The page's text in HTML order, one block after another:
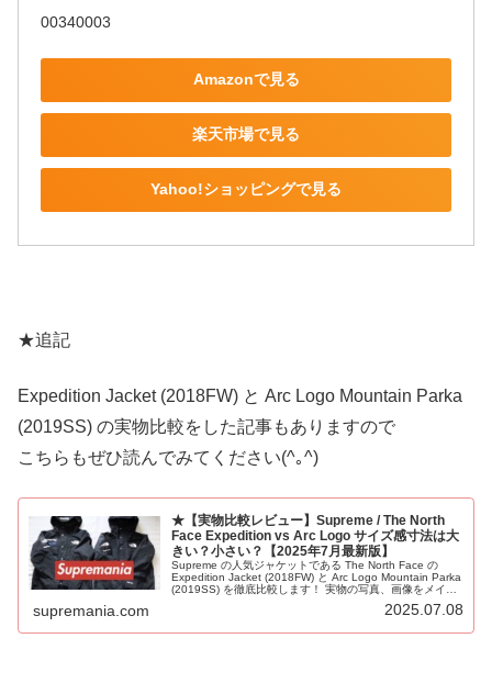
00340003
Amazonで見る
楽天市場で見る
Yahoo!ショッピングで見る
★追記
Expedition Jacket (2018FW) と Arc Logo Mountain Parka
(2019SS) の実物比較をした記事もありますので
こちらもぜひ読んでみてください(^｡^)
★【実物比較レビュー】Supreme / The North
Face Expedition vs Arc Logo サイズ感寸法は大
きい？小さい？【2025年7月最新版】
Supreme の人気ジャケットである The North Face の
Expedition Jacket (2018FW) と Arc Logo Mountain Parka
(2019SS) を徹底比較します！ 実物の写真、画像をメイン
supremania.com 2025.07.08